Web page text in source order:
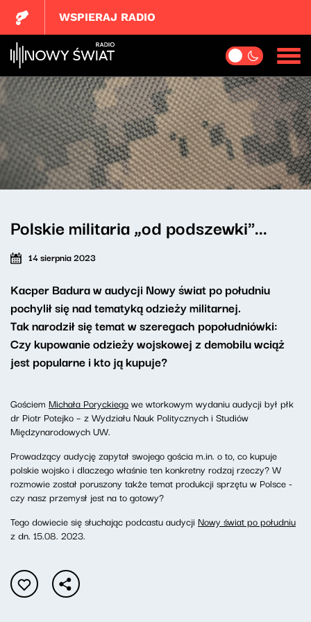
WSPIERAJ RADIO
Polskie militaria „od podszewki"...
14 sierpnia 2023
Kacper Badura w audycji Nowy świat po południu
pochylił się nad tematyką odzieży militarnej.
Tak narodził się temat w szeregach popołudniówki:
Czy kupowanie odzieży wojskowej z demobilu wciąż
jest popularne i kto ją kupuje?
Gościem Michała Poryckiegowe wtorkowym wydaniu audycji był płk
dr Piotr Potejko – z Wydziału Nauk Politycznych i Studiów
Międzynarodowych UW.
Prowadzący audycję zapytał swojego gościa m.in. o to, co kupuje
polskie wojsko i dlaczego właśnie ten konkretny rodzaj rzeczy? W
rozmowie został poruszony także temat produkcji sprzętu w Polsce -
czy nasz przemysł jest na to gotowy?
Tego dowiecie się słuchając podcastu audycji Nowy świat po południu
z dn. 15.08. 2023.